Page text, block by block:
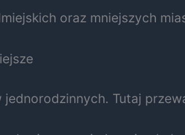
oraz mniejszych
Tutaj